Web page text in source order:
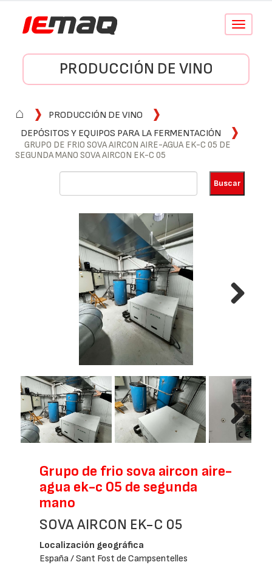
Conmutar
PRODUCCIÓN DE VINO
⌂
PRODUCCIÓN DE VINO
DEPÓSITOS Y EQUIPOS PARA LA FERMENTACIÓN
GRUPO DE FRIO SOVA AIRCON AIRE-AGUA EK-C 05 DE
SEGUNDA MANO SOVA AIRCON EK-C 05
Next
Grupo de frio sova aircon aire-
agua ek-c 05 de segunda
mano
SOVA AIRCON EK-C 05
Localización geográfica
España / Sant Fost de Campsentelles